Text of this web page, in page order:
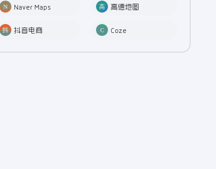
Naver Maps 高德地图
抖音电商 Coze